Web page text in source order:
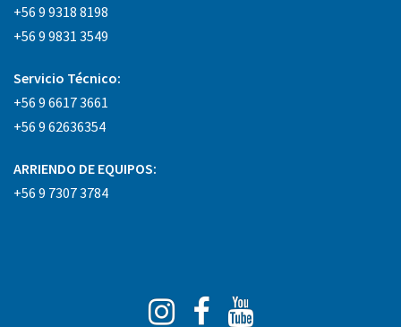
+56 9 9318 8198
+56 9 9831 3549
Servicio Técnico:
+56 9 6617 3661
+56 9 62636354
ARRIENDO DE EQUIPOS:
+56 9 7307 3784
Instagram
Facebook
Tube